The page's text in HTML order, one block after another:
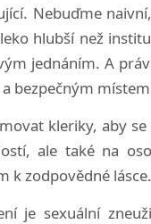
Nebuďme
hlubší než
jednáním. A
bezpečným
kleriky, aby se
ale také na
k zodpovědné lásce.
je sexuální